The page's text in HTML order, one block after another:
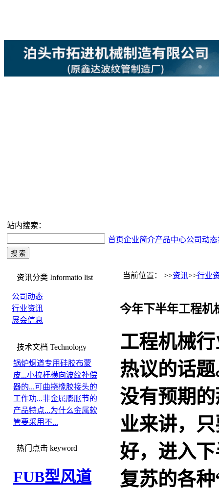
站内搜索：
首页企业简介产品中心公司动态
资讯分类 Informatio list
公司动态
行业资讯
展会信息
技术文档 Technology
锅炉烟道专用硅胶布蒙
皮...小拉杆横向波纹补偿
器的...可曲挠橡胶接头的
工作功...非金属膨胀节的
产品特点...为什么金属软
管要采用不...
热门点击 keyword
FUB型风道
当前位置： >>资讯>>行业
今年下半年工程机
工程机械
热议的话
没有预期
业来讲，
好，进入
复苏的各